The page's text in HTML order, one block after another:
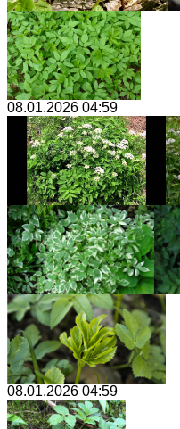
08.01.2026 04:59
08.01.2026 04:59